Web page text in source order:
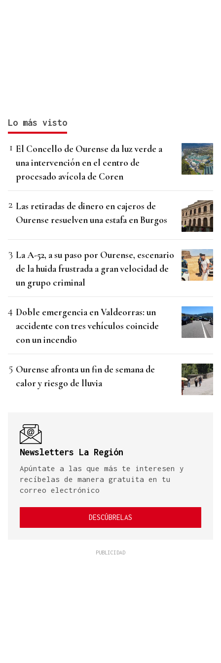
Lo más visto
El Concello de Ourense da luz verde a
una intervención en el centro de
procesado avícola de Coren
Las retiradas de dinero en cajeros de
Ourense resuelven una estafa en Burgos
La A-52, a su paso por Ourense, escenario
de la huida frustrada a gran velocidad de
un grupo criminal
Doble emergencia en Valdeorras: un
accidente con tres vehículos coincide
con un incendio
Ourense afronta un fin de semana de
calor y riesgo de lluvia
Newsletters La Región
Apúntate a las que más te interesen y
recíbelas de manera gratuita en tu
correo electrónico
DESCÚBRELAS